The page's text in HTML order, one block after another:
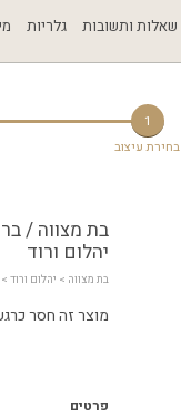
שאלות ותשובות גלריות
1
בחירת עיצוב
בת מצווה /
יהלום ורוד
בת מצווה > יהלום ורוד >
מוצר זה חסר
פרטים